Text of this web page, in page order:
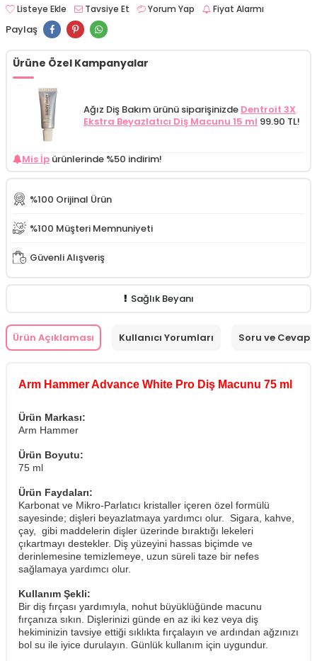
Listeye Ekle Tavsiye Et Yorum Yap Fiyat Alarmı
Paylaş
Ürüne Özel Kampanyalar
Ağız Diş Bakım ürünü siparişinizde Dentroit 3X
Ekstra Beyazlatıcı Diş Macunu 15 ml 99.90 TL!
Mis İp ürünlerinde %50 indirim!
%100 Orijinal Ürün
%100 Müşteri Memnuniyeti
Güvenli Alışveriş
Sağlık Beyanı
Ürün Açıklaması Kullanıcı Yorumları Soru ve Cevap
Arm Hammer Advance White Pro Diş Macunu 75 ml
Ürün Markası:
Arm Hammer
Ürün Boyutu:
75 ml
Ürün Faydaları:
Karbonat ve Mikro-Parlatıcı kristaller içeren özel formülü
sayesinde; dişleri beyazlatmaya yardımcı olur. Sigara, kahve,
çay, gibi maddelerin dişler üzerinde bıraktığı lekeleri
çıkartmayı destekler. Diş yüzeyini hassas biçimde ve
derinlemesine temizlemeye, uzun süreli taze bir nefes
sağlamaya yardımcı olur.
Kullanım Şekli:
Bir diş fırçası yardımıyla, nohut büyüklüğünde macunu
fırçanıza sıkın. Dişlerinizi günde en az iki kez veya diş
hekiminizin tavsiye ettiği sıklıkta fırçalayın ve ardından ağzınızı
bol su ile iyice durulayın. Günlük kullanım için uygundur.